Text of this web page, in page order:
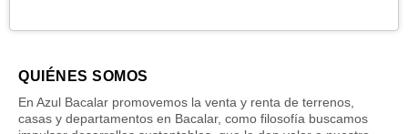
QUIÉNES SOMOS
En Azul Bacalar promovemos la venta y renta de terrenos,
casas y departamentos en Bacalar, como filosofía buscamos